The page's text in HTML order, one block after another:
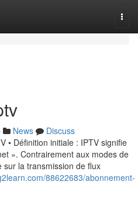
News
Discuss
• Définition initiale : IPTV signifie
». Contrairement aux modes de
sur la transmission de flux
88622683/abonnement-